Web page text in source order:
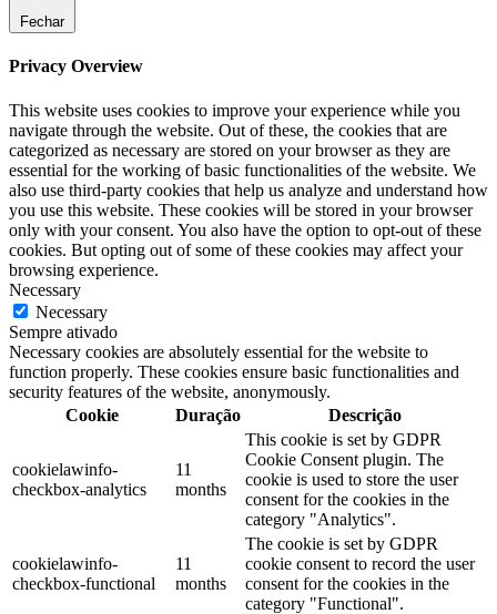
Fechar
Privacy Overview
This website uses cookies to improve your experience while you
navigate through the website. Out of these, the cookies that are
categorized as necessary are stored on your browser as they are
essential for the working of basic functionalities of the website. We
also use third-party cookies that help us analyze and understand how
you use this website. These cookies will be stored in your browser
only with your consent. You also have the option to opt-out of these
cookies. But opting out of some of these cookies may affect your
browsing experience.
Necessary
Necessary
Sempre ativado
Necessary cookies are absolutely essential for the website to
function properly. These cookies ensure basic functionalities and
security features of the website, anonymously.
Cookie
Duração Descrição
cookielawinfo-
checkbox-analytics
11
months
This cookie is set by GDPR
Cookie Consent plugin. The
cookie is used to store the user
consent for the cookies in the
category "Analytics".
cookielawinfo-
checkbox-functional
11
months
The cookie is set by GDPR
cookie consent to record the user
consent for the cookies in the
category "Functional".